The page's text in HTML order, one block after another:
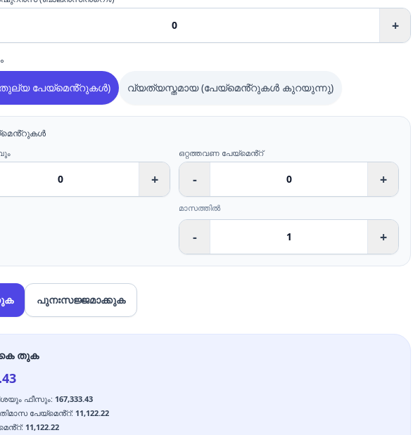
+
(തുല്യ പേയ്‌മെൻ്റുകൾ) വ്യത്യസ്തമായ (പേയ്മെൻ്റുകൾ കുറയുന്നു)
+
ഒറ്റത്തവണ പേയ്മെൻ്റ്
- +
മാസത്തിൽ
- +
പുനഃസജ്ജമാക്കുക
തുക
ഫീസും: 167,333.43
പേയ്മെൻ്റ്: 11,122.22
: 11,122.22